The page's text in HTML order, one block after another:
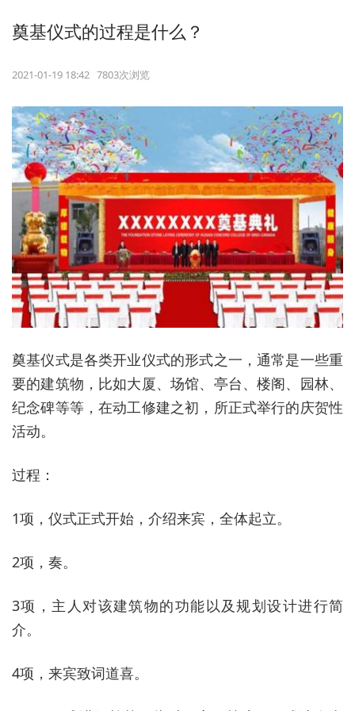
奠基仪式的过程是什么？
2021-01-19 18:42 7803次浏览
奠基仪式是各类开业仪式的形式之一，通常是一些重
要的建筑物，比如大厦、场馆、亭台、楼阁、园林、
纪念碑等等，在动工修建之初，所正式举行的庆贺性
活动。
过程：
1项，仪式正式开始，介绍来宾，全体起立。
2项，奏。
3项，主人对该建筑物的功能以及规划设计进行简
介。
4项，来宾致词道喜。